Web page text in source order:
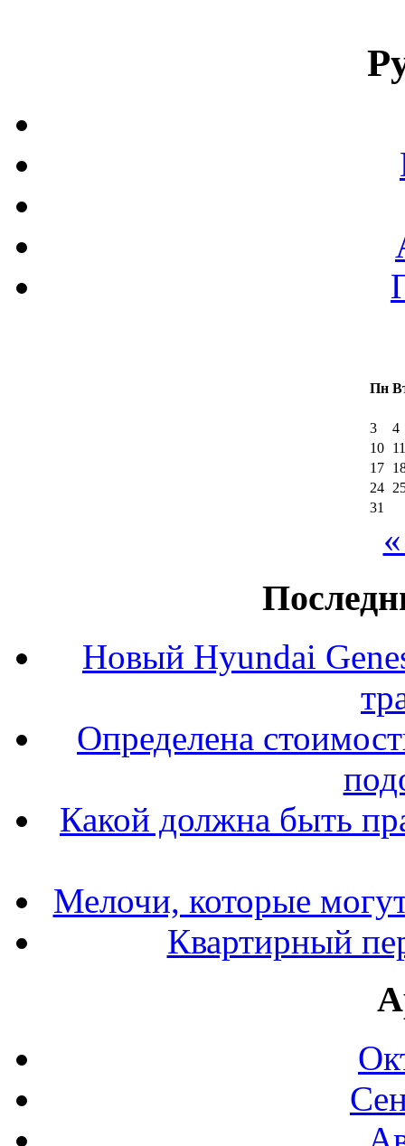
Пн
3
4
10
11
17
24
31
Новый Hyundai
Определена
Какой должна быть
Мелочи, которые
Квартирный